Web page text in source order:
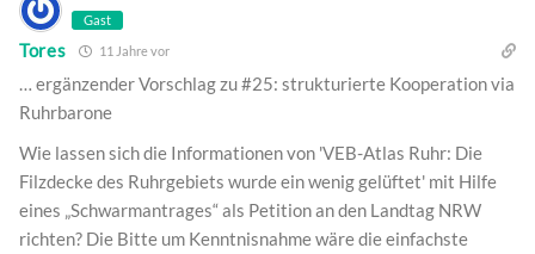
Gast
Tores 11 Jahre vor
… ergänzender Vorschlag zu #25: strukturierte Kooperation via
Ruhrbarone
Wie lassen sich die Informationen von 'VEB-Atlas Ruhr: Die
Filzdecke des Ruhrgebiets wurde ein wenig gelüftet' mit Hilfe
eines „Schwarmantrages“ als Petition an den Landtag NRW
richten? Die Bitte um Kenntnisnahme wäre die einfachste